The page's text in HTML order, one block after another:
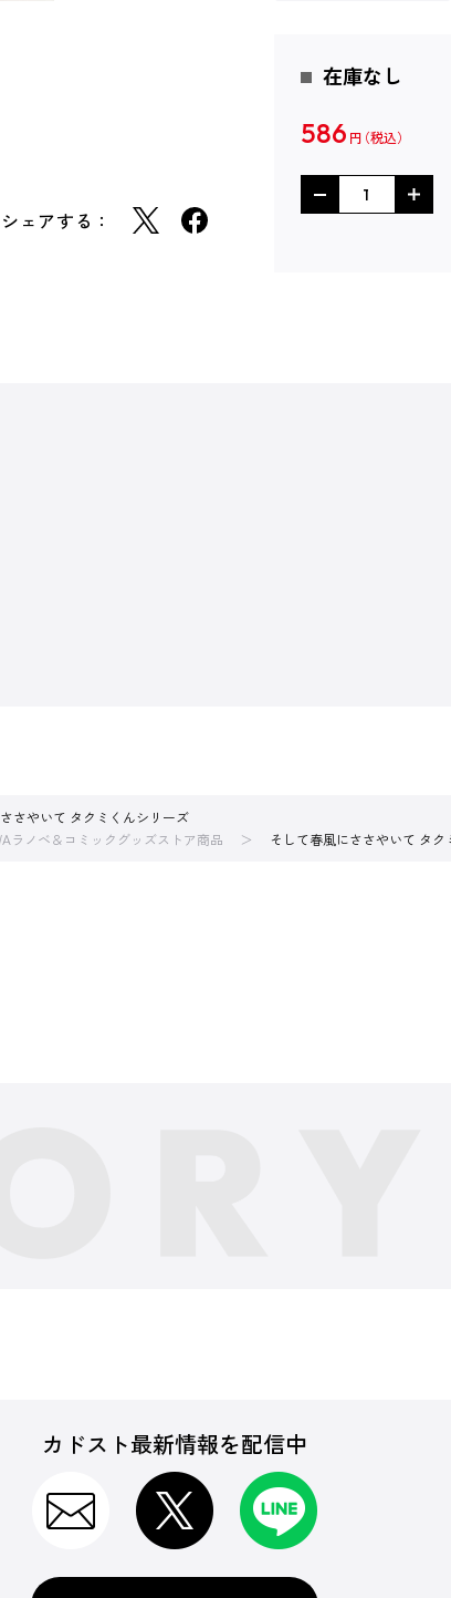
シェアする：
在庫なし
586 円
さやいて タクミくんシリーズ
ラノベ＆コミックグッズストア商品 そして春風にささやいて タ
カドスト最新情報を配信中